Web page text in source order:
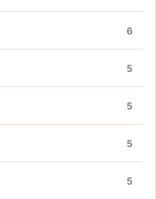
6
5
5
5
5